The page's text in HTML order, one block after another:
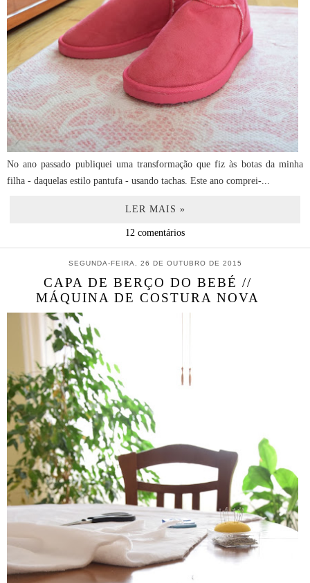
No ano passado publiquei uma transformação que fiz às botas da minha
filha - daquelas estilo pantufa - usando tachas. Este ano comprei-...
LER MAIS »
12 comentários
SEGUNDA-FEIRA, 26 DE OUTUBRO DE 2015
CAPA DE BERÇO DO BEBÉ //
MÁQUINA DE COSTURA NOVA